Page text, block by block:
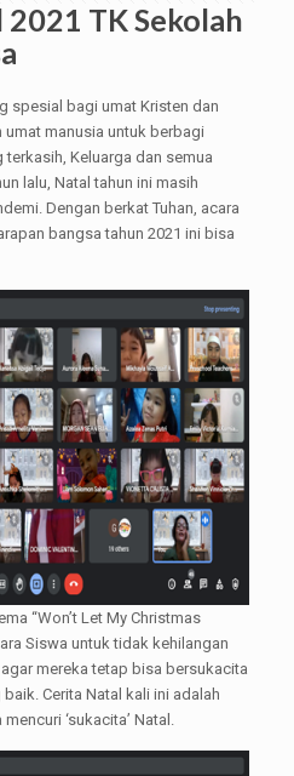
2021 TK Sekolah
spesial bagi umat Kristen dan
umat manusia untuk berbagi
terkasih, Keluarga dan semua
lalu, Natal tahun ini masih
Dengan berkat Tuhan, acara
bangsa tahun 2021 ini bisa
“Won’t Let My Christmas
Siswa untuk tidak kehilangan
mereka tetap bisa bersukacita
Cerita Natal kali ini adalah
‘sukacita’ Natal.